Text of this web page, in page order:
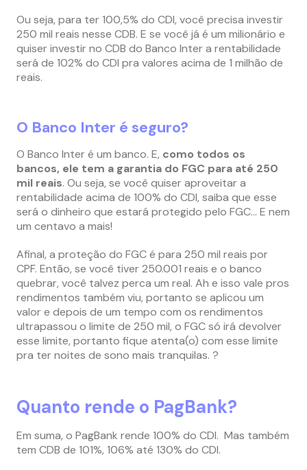
Ou seja, para ter 100,5% do CDI, você precisa investir
250 mil reais nesse CDB. E se você já é um milionário e
quiser investir no CDB do Banco Inter a rentabilidade
será de 102% do CDI pra valores acima de 1 milhão de
reais.
O Banco Inter é seguro?
O Banco Inter é um banco. E, como todos os
bancos, ele tem a garantia do FGC para até 250
mil reais. Ou seja, se você quiser aproveitar a
rentabilidade acima de 100% do CDI, saiba que esse
será o dinheiro que estará protegido pelo FGC… E nem
um centavo a mais!
Afinal, a proteção do FGC é para 250 mil reais por
CPF. Então, se você tiver 250.001 reais e o banco
quebrar, você talvez perca um real. Ah e isso vale pros
rendimentos também viu, portanto se aplicou um
valor e depois de um tempo com os rendimentos
ultrapassou o limite de 250 mil, o FGC só irá devolver
esse limite, portanto fique atenta(o) com esse limite
pra ter noites de sono mais tranquilas. ?
Quanto rende o PagBank?
Em suma, o PagBank rende 100% do CDI. Mas também
tem CDB de 101%, 106% até 130% do CDI.